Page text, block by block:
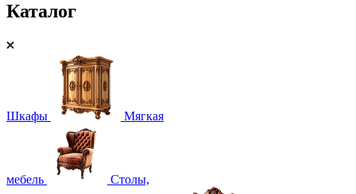
Каталог
Шкафы Мягкая
мебель Столы,